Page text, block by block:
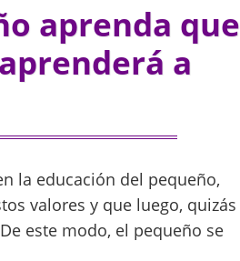
aprenda que
a
la educación del pequeño,
valores y que luego, quizás
este modo, el pequeño se